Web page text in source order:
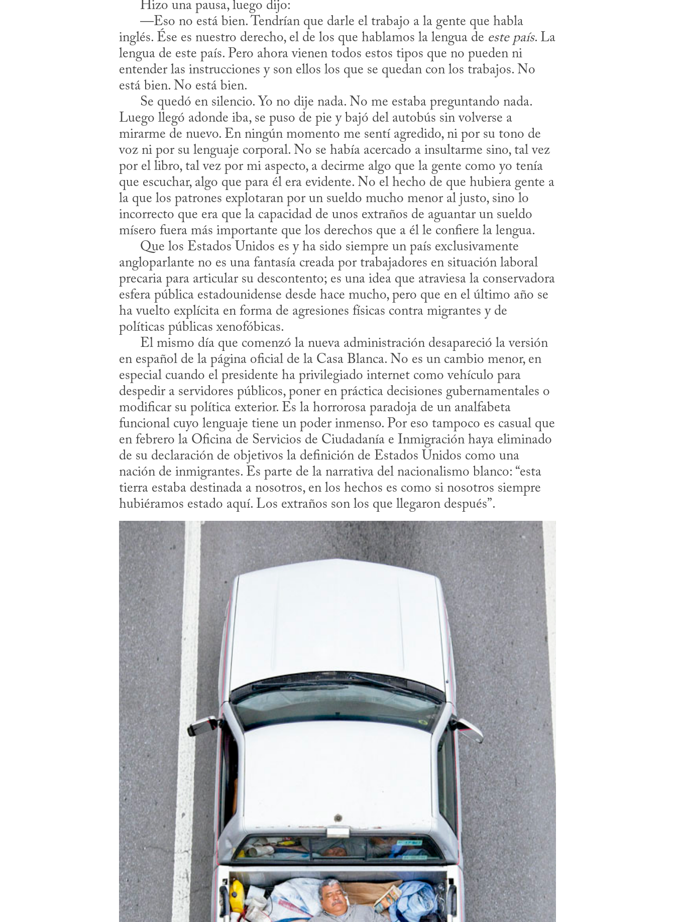
inglés. Ése es nuestro derecho, el de los que hablamos la lengua de este país. La
lengua de este país. Pero ahora vienen todos estos tipos que no pueden ni
entender las instrucciones y son ellos los que se quedan con los trabajos. No
está bien. No está bien.
Luego llegó adonde iba, se puso de pie y bajó del autobús sin volverse a
mirarme de nuevo. En ningún momento me sentí agredido, ni por su tono de
voz ni por su lenguaje corporal. No se había acercado a insultarme sino, tal vez
por el libro, tal vez por mi aspecto, a decirme algo que la gente como yo tenía
que escuchar, algo que para él era evidente. No el hecho de que hubiera gente a
la que los patrones explotaran por un sueldo mucho menor al justo, sino lo
incorrecto que era que la capacidad de unos extraños de aguantar un sueldo
mísero fuera más importante que los derechos que a él le confiere la lengua.
angloparlante no es una fantasía creada por trabajadores en situación laboral
precaria para articular su descontento; es una idea que atraviesa la conservadora
esfera pública estadounidense desde hace mucho, pero que en el último año se
ha vuelto explícita en forma de agresiones físicas contra migrantes y de
políticas públicas xenofóbicas.
en español de la página oficial de la Casa Blanca. No es un cambio menor, en
especial cuando el presidente ha privilegiado internet como vehículo para
despedir a servidores públicos, poner en práctica decisiones gubernamentales o
modificar su política exterior. Es la horrorosa paradoja de un analfabeta
funcional cuyo lenguaje tiene un poder inmenso. Por eso tampoco es casual que
en febrero la Oficina de Servicios de Ciudadanía e Inmigración haya eliminado
de su declaración de objetivos la definición de Estados Unidos como una
nación de inmigrantes. Es parte de la narrativa del nacionalismo blanco: “esta
tierra estaba destinada a nosotros, en los hechos es como si nosotros siempre
hubiéramos estado aquí. Los extraños son los que llegaron después”.